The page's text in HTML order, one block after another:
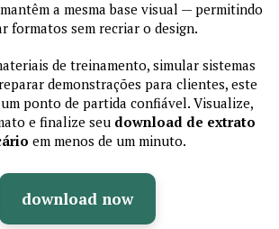
a mesma base visual — permitindo
formatos sem recriar o design.
de treinamento, simular sistemas
demonstrações para clientes, este
ponto de partida confiável. Visualize,
e finalize seu download de extrato
em menos de um minuto.
download now